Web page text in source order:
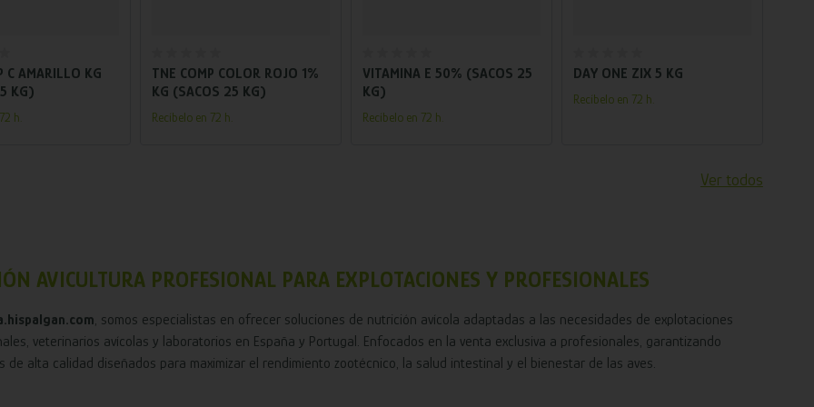
C AMARILLO KG
KG)
h.
TNE COMP COLOR ROJO 1%
KG (SACOS 25 KG)
Recíbelo en 72 h.
VITAMINA E 50% (SACOS 25
KG)
Recíbelo en 72 h.
DAY ONE ZIX 5 KG
Recíbelo en 72 h.
Ver todos
AVICULTURA PROFESIONAL PARA EXPLOTACIONES Y PROFESIONALES
, somos especialistas en ofrecer soluciones de nutrición avícola adaptadas a las necesidades de explotaciones
veterinarios avícolas y laboratorios en España y Portugal. Enfocados en la venta exclusiva a profesionales, garantizando
de alta calidad diseñados para maximizar el rendimiento zootécnico, la salud intestinal y el bienestar de las aves.